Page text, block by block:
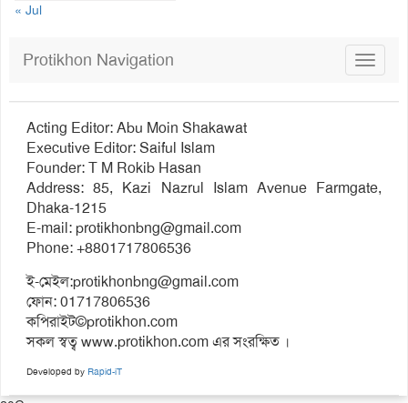
« Jul
Toggle
Protikhon Navigation
Acting Editor: Abu Moin Shakawat
Executive Editor: Saiful Islam
Founder: T M Rokib Hasan
Address: 85, Kazi Nazrul Islam Avenue Farmgate,
Dhaka-1215
E-mail:protikhonbng@gmail.com
Phone: +8801717806536
ই-মেইল:protikhonbng@gmail.com
ফোন: 01717806536
কপিরাইট©protikhon.com
সকল স্বত্ব www.protikhon.com এর সংরক্ষিত ।
Developed by Rapid-iT